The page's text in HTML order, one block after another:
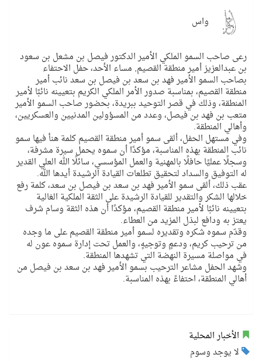
واس
رعى صاحب السمو الملكي الأمير الدكتور فيصل بن مشعل بن سعود
بن عبدالعزيز أمير منطقة القصيم, مساء الأحد، حفل الاحتفاء
بصاحب السمو الأمير فهد بن سعد بن فيصل بن سعد نائب أمير
منطقة القصيم، بمناسبة صدور الأمر الملكي الكريم بتعيينه نائبًا لأمير
المنطقة، وذلك في قصر التوحيد ببريدة، بحضور صاحب السمو الأمير
متعب بن فهد بن فيصل، وعدد من المسؤولين المدنيين والعسكريين،
وأهالي المنطقة.
وفي مستهل الحفل، ألقى سمو أمير منطقة القصيم كلمة هنأ فيها سمو
نائب المنطقة بهذه المناسبة، مؤكدًا أن سموه يحمل سيرة مشرفة،
وسجلًا عمليًا حافلًا بالمهنية والعمل المؤسسي، سائلًا الله العلي القدير
له التوفيق والسداد لتحقيق تطلعات القيادة الرشيدة أيدها الله.
عقب ذلك، ألقى سمو الأمير فهد بن سعد بن فيصل بن سعد، كلمة رفع
خلالها الشكر والتقدير للقيادة الرشيدة على الثقة الملكية الغالية
بتعيينه نائبًا لأمير منطقة القصيم، مؤكدًا أن هذه الثقة وسام شرف
يعتز به ودافع لبذل المزيد من العطاء.
وقدّم سموه شكره وتقديره لسمو أمير منطقة القصيم على ما وجده
من ترحيب كريم، ودعمٍ وتوجيهٍ، والعمل تحت إدارة سموه عون له
في مواصلة مسيرة النهضة التي تشهدها المنطقة.
وشهد الحفل مشاعر الترحيب بسمو الأمير فهد بن سعد بن فيصل من
أهالي المنطقة، احتفاءً بهذه المناسبة.
الأخبار المحلية
لا يوجد وسوم